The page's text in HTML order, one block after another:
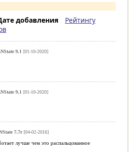
добавления
Рейтингу
9.1 [01-10-2020]
9.1 [01-10-2020]
7.7r[04-02-2016]
лучше чем это распальцованное